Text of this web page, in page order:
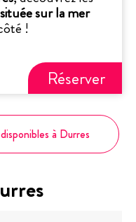
sur la mer
!
Réserver
à Durres